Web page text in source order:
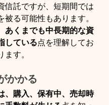
信託ですが、短期間では
被る可能性もあります。
あくまでも中長期的な資
している点を理解してお
ます。
かかる
、購入、保有中、売却時